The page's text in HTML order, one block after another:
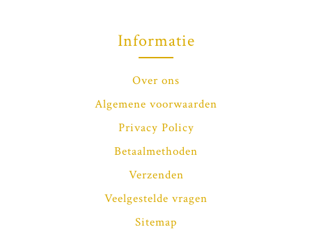
Informatie
Over ons
Algemene voorwaarden
Privacy Policy
Betaalmethoden
Verzenden
Veelgestelde vragen
Sitemap